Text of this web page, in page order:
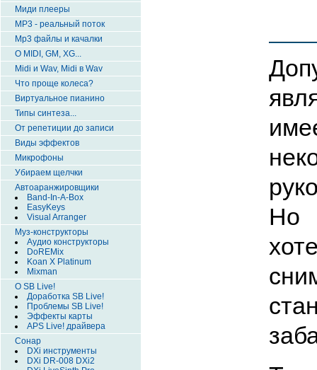
Миди плееры
MP3 - реальный поток
Mp3 файлы и качалки
О MIDI, GM, XG...
Midi и Wav, Midi в Wav
Что проще колеса?
Виртуальное пианино
Типы синтеза...
От репетиции до записи
Виды эффектов
Микрофоны
Убираем щелчки
Автоаранжировщики
Band-In-A-Box
EasyKeys
Visual Arranger
Муз-конструкторы
Аудио конструкторы
DoREMix
Koan X Platinum
Mixman
О SB Live!
Доработка SB Live!
Проблемы SB Live!
Эффекты карты
APS Live! драйвера
Сонар
DXi инструменты
DXi DR-008 DXi2
Но